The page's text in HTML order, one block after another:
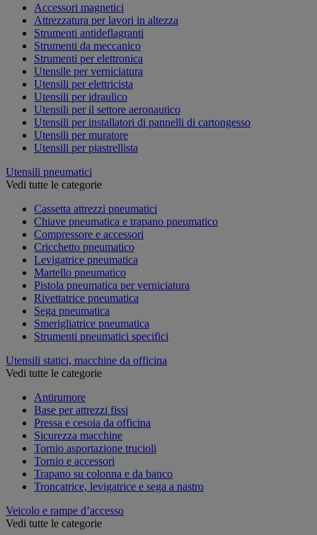
Accessori magnetici
Attrezzatura per lavori in altezza
Strumenti antideflagranti
Strumenti da meccanico
Strumenti per elettronica
Utensile per verniciatura
Utensili per elettricista
Utensili per idraulico
Utensili per il settore aeronautico
Utensili per installatori di pannelli di cartongesso
Utensili per muratore
Utensili per piastrellista
Utensili pneumatici
Vedi tutte le categorie
Cassetta attrezzi pneumatici
Chiave pneumatica e trapano pneumatico
Compressore e accessori
Cricchetto pneumatico
Levigatrice pneumatica
Martello pneumatico
Pistola pneumatica per verniciatura
Rivettatrice pneumatica
Sega pneumatica
Smerigliatrice pneumatica
Strumenti pneumatici specifici
Utensili statici, macchine da officina
Vedi tutte le categorie
Antirumore
Base per attrezzi fissi
Pressa e cesoia da officina
Sicurezza macchine
Tornio asportazione trucioli
Tornio e accessori
Trapano su colonna e da banco
Troncatrice, levigatrice e sega a nastro
Veicolo e rampe d’accesso
Vedi tutte le categorie